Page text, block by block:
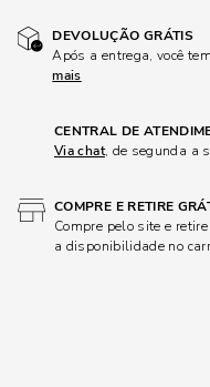
DEVOLUÇÃO GRÁTIS
Após a entrega, você
mais
CENTRAL DE
Via chat, de segunda a
COMPRE E RETIRE
Compre pelo site e
a disponibilidade no